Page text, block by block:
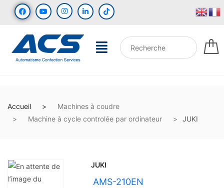
Accueil
Machines à coudre
Machine à cycle controlée par ordinateur
JUKI
JUKI
AMS-210EN